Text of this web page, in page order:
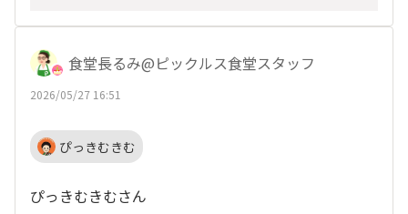
食堂長るみ@ピックルス食堂スタッフ
2026/05/27 16:51
ぴっきむきむ
ぴっきむきむさん